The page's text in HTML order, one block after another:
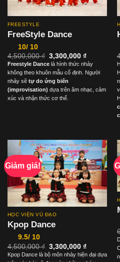
FREESTYLE
FreeStyle Dance
10/ 10
4,500,000₫ Giá
gốc
4,500,000 ₫.
3,300,000 ₫Giá
hiện
tại
là:
3,300,000
Freestyle Dancelà hình thức nhảy
không theo khuôn mẫu cố định. Người
nhảy sẽ tự do ứng biến
(improvisation) dựa trên âm nhạc, cảm
xúc và nhận thức cơ thể.
Giảm giá!
HỌC VIỆN VŨ ĐẠO
Kpop Dance
9.5/ 10
4,500,000₫ Giá
gốc
là:
3,300,000 ₫Giá
hiện
tại
Kpop Dance là bộ môn nhảy hiện đại dựa